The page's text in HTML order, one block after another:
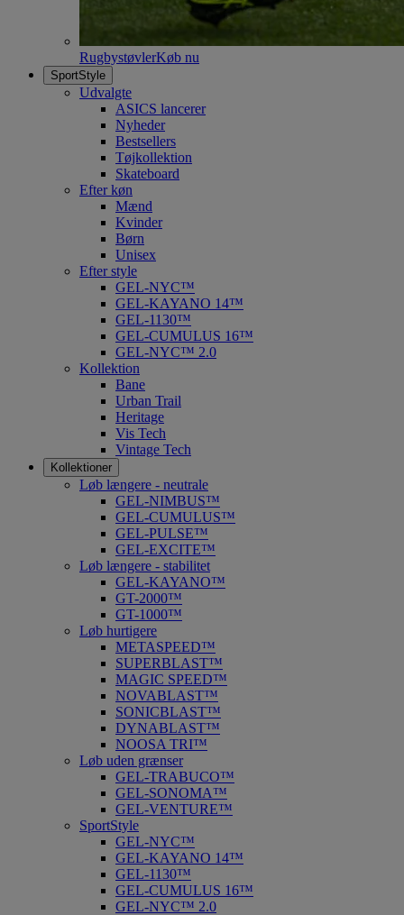
RugbystøvlerKøb nu
SportStyle
Udvalgte
ASICS lancerer
Nyheder
Bestsellers
Tøjkollektion
Skateboard
Efter køn
Mænd
Kvinder
Børn
Unisex
Efter style
GEL-NYC™
GEL-KAYANO 14™
GEL-1130™
GEL-CUMULUS 16™
GEL-NYC™ 2.0
Kollektion
Bane
Urban Trail
Heritage
Vis Tech
Vintage Tech
Kollektioner
Løb længere - neutrale
GEL-NIMBUS™
GEL-CUMULUS™
GEL-PULSE™
GEL-EXCITE™
Løb længere - stabilitet
GEL-KAYANO™
GT-2000™
GT-1000™
Løb hurtigere
METASPEED™
SUPERBLAST™
MAGIC SPEED™
NOVABLAST™
SONICBLAST™
DYNABLAST™
NOOSA TRI™
Løb uden grænser
GEL-TRABUCO™
GEL-SONOMA™
GEL-VENTURE™
SportStyle
GEL-NYC™
GEL-KAYANO 14™
GEL-1130™
GEL-CUMULUS 16™
GEL-NYC™ 2.0